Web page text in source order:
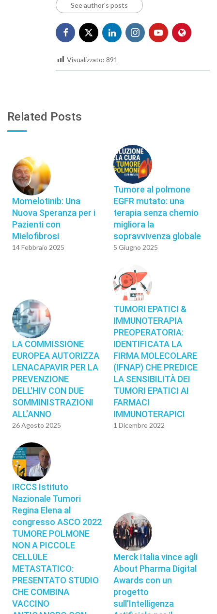
See author's posts
Visualizzato: 891
Related Posts
Momelotinib: Una
Nuova Speranza per i
Pazienti con
Mielofibrosi
14 Febbraio 2025
Tumore al polmone
EGFR mutato: una
terapia senza chemio
migliora la
sopravvivenza globale
5 Giugno 2025
LA COMMISSIONE
EUROPEA AUTORIZZA
LENACAPAVIR PER LA
PREVENZIONE
DELL'HIV CON DUE
SOMMINISTRAZIONI
ALL’ANNO
26 Agosto 2025
TUMORI EPATICI &
IMMUNOTERAPIA
PREOPERATORIA:
IDENTIFICATA LA
FIRMA MOLECOLARE
(IFNAP) CHE PREDICE
LA SENSIBILITÀ DEI
TUMORI EPATICI AI
FARMACI
IMMUNOTERAPICI
1 Dicembre 2022
IRCCS Istituto
Nazionale Tumori
Regina Elena al
congresso ASCO 2022
TUMORE POLMONE
NON A PICCOLE
CELLULE
METASTATICO:
PRESENTATO STUDIO
CHE COMBINA
VACCINO
Merck Italia vince agli
About Pharma Digital
Awards con un
progetto
sull’Intelligenza